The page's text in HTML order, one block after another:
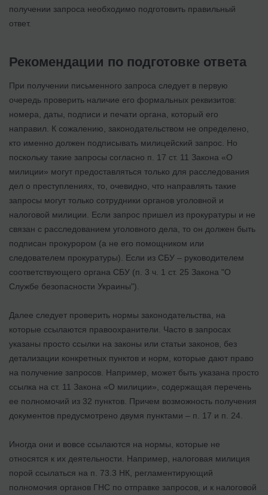
получении запроса необходимо подготовить правильный
ответ.
Рекомендации по подготовке ответа
При получении письменного запроса следует в первую
очередь проверить наличие его формальных реквизитов:
номера, даты, подписи и печати органа, который его
направил. К сожалению, законодательством не определено,
кто именно должен подписывать милицейский запрос. Но
поскольку такие запросы согласно п. 17 ст. 11 Закона «О
милиции» могут предоставляться только для расследования
дел о преступлениях, то, очевидно, что направлять такие
запросы могут только сотрудники органов уголовной и
налоговой милиции. Если запрос пришел из прокуратуры и не
связан с расследованием уголовного дела, то он должен быть
подписан прокурором (а не его помощником или
следователем прокуратуры). Если из СБУ – руководителем
соответствующего органа СБУ (п. 3 ч. 1 ст. 25 Закона "О
Службе безопасности Украины").
Далее следует проверить нормы законодательства, на
которые ссылаются правоохранители. Часто в запросах
указаны просто ссылки на законы или статьи законов, без
детализации конкретных пунктов и норм, которые дают право
на получение запросов. Например, может быть указана просто
ссылка на ст. 11 Закона «О милиции», содержащая перечень
ее полномочий из 32 пунктов. Причем возможность получения
документов предусмотрено двумя пунктами – п. 17 и п. 24.
Иногда они и вовсе ссылаются на нормы, которые не
относятся к их деятельности. Например, налоговая милиция
порой ссылаться на п. 73.3 НК, регламентирующий
полномочия органов ГНС по отправке запросов, и к налоговой